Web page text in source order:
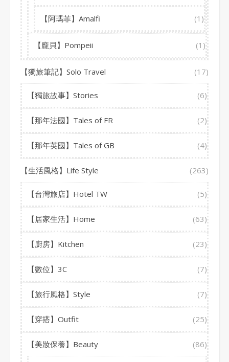
【阿瑪菲】Amalfi (1)
【龐貝】Pompeii (1)
【獨旅筆記】Solo Travel (17)
【獨旅故事】Stories (6)
【那年法國】Tales of FR (2)
【那年英國】Tales of GB (4)
【生活風格】Life Style (263)
【台灣旅店】Hotel TW (5)
【居家生活】Home (63)
【廚房】Kitchen (23)
【數位】3C (7)
【旅行風格】Style (7)
【穿搭】Outfit (25)
【美妝保養】Beauty (86)